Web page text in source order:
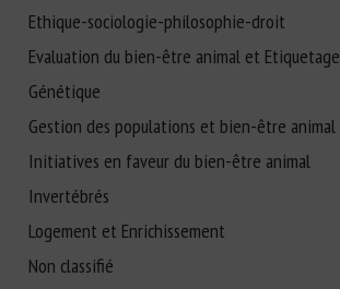
Ethique-sociologie-philosophie-droit
Evaluation du bien-être animal et Etiquetage
Génétique
Gestion des populations et bien-être animal
Initiatives en faveur du bien-être animal
Invertébrés
Logement et Enrichissement
Non classifié